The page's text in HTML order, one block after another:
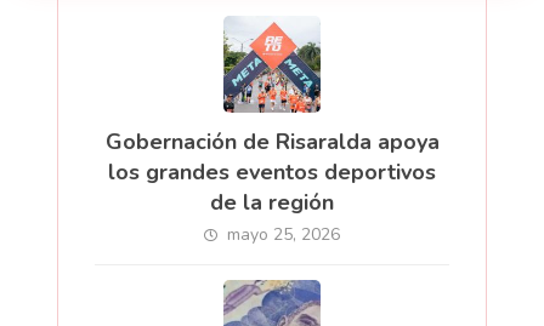
Gobernación de Risaralda apoya
los grandes eventos deportivos
de la región
mayo 25, 2026